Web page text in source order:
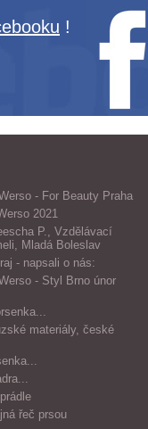
!
- For Beauty Praha
2021
P., Vzdělávací
Mladá Boleslav
- napsali o nás:
- Styl Brno únor
materiály, české
řeč prsou